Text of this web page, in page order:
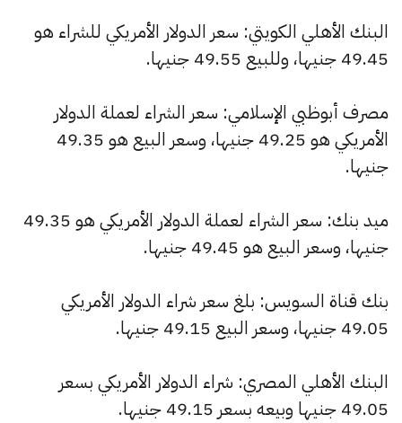
البنك الأهلي الكويتي: سعر الدولار الأمريكي للشراء هو
49.45 جنيها، وللبيع 49.55 جنيها.
مصرف أبوظبي الإسلامي: سعر الشراء لعملة الدولار
الأمريكي هو 49.25 جنيها، وسعر البيع هو 49.35
جنيها.
ميد بنك: سعر الشراء لعملة الدولار الأمريكي هو 49.35
جنيها، وسعر البيع هو 49.45 جنيها.
بنك قناة السويس: بلغ سعر شراء الدولار الأمريكي
49.05 جنيها، وسعر البيع 49.15 جنيها.
البنك الأهلي المصري: شراء الدولار الأمريكي بسعر
49.05 جنيها وبيعه بسعر 49.15 جنيها.